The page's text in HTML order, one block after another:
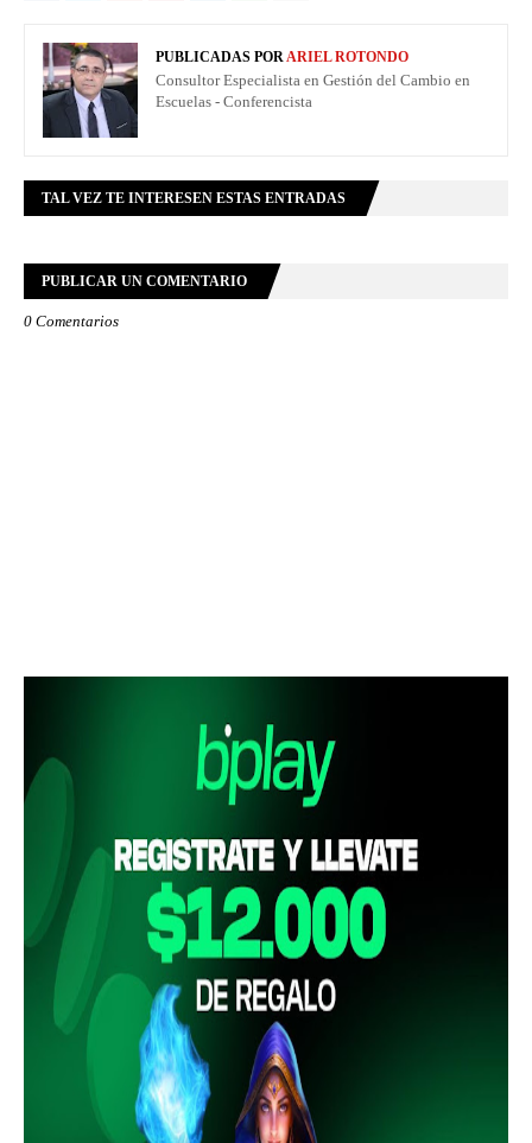
PUBLICADAS PORARIEL ROTONDO
Consultor Especialista en Gestión del Cambio en
Escuelas - Conferencista
TAL VEZ TE INTERESEN ESTAS ENTRADAS
PUBLICAR UN COMENTARIO
0 Comentarios